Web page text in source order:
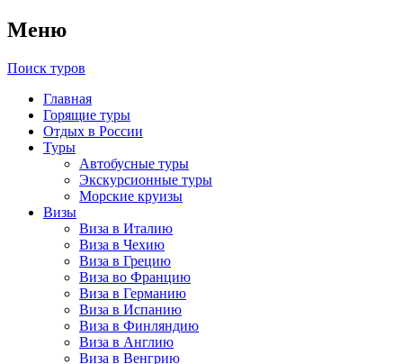
Меню
Поиск туров
Главная
Горящие туры
Отдых в России
Туры
Автобусные туры
Экскурсионные туры
Морские круизы
Визы
Виза в Италию
Виза в Чехию
Виза в Грецию
Виза во Францию
Виза в Германию
Виза в Испанию
Виза в Финляндию
Виза в Англию
Виза в Венгрию